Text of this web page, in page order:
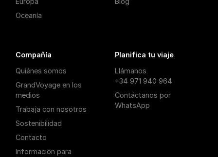
Oceanía
Compañía
Quiénes somos
GrandVoyage en los
medios
Trabaja con nosotros
Sostenibilidad
Contacto
Información para
Planifica tu viaje
Llámanos
+34 971 940 964
Contáctanos por
WhatsApp